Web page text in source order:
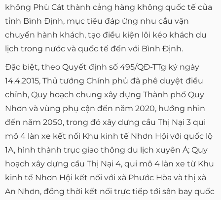
không Phù Cát thành cảng hàng không quốc tế của
tỉnh Bình Định, mục tiêu đáp ứng nhu cầu vận
chuyển hành khách, tạo điều kiện lôi kéo khách du
lịch trong nước và quốc tế đến với Bình Định.
Đặc biệt, theo Quyết định số 495/QĐ-TTg ký ngày
14.4.2015, Thủ tướng Chính phủ đã phê duyệt điều
chỉnh, Quy hoạch chung xây dựng Thành phố Quy
Nhơn và vùng phụ cận đến năm 2020, hướng nhìn
đến năm 2050, trong đó xây dựng cầu Thị Nại 3 qui
mô 4 làn xe kết nối Khu kinh tế Nhơn Hội với quốc lộ
1A, hình thành trục giao thông du lịch xuyên Á; Quy
hoạch xây dựng cầu Thị Nại 4, qui mô 4 làn xe từ Khu
kinh tế Nhơn Hội kết nối với xã Phước Hòa và thị xã
An Nhơn, đồng thời kết nối trực tiếp tới sân bay quốc